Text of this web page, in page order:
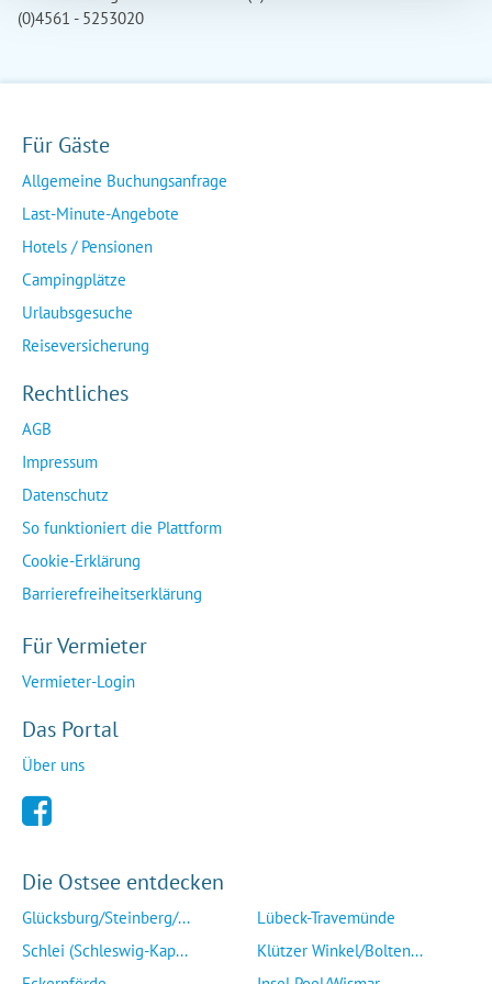
(0)4561 - 5253020
Für Gäste
Allgemeine Buchungsanfrage
Last-Minute-Angebote
Hotels / Pensionen
Campingplätze
Urlaubsgesuche
Reiseversicherung
Rechtliches
AGB
Impressum
Datenschutz
So funktioniert die Plattform
Cookie-Erklärung
Barrierefreiheitserklärung
Für Vermieter
Vermieter-Login
Das Portal
Über uns
Die Ostsee entdecken
Glücksburg/Steinberg/...
Schlei (Schleswig-Kap...
Lübeck-Travemünde
Klützer Winkel/Bolten...